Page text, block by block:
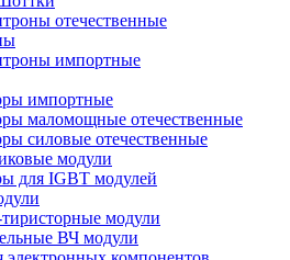
отечественные
импортные
импортные
маломощные отечественные
силовые отечественные
модули
для IGBT модулей
модули
ВЧ модули